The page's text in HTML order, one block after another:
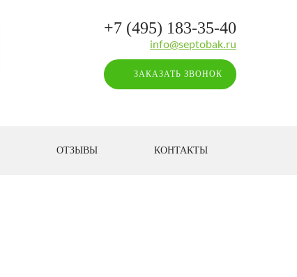
+7 (495) 183-35-40
info@septobak.ru
ЗАКАЗАТЬ ЗВОНОК
ОТЗЫВЫ КОНТАКТЫ